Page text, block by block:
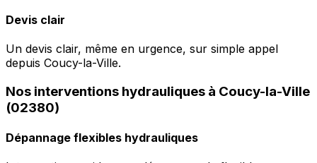
Devis clair
Un devis clair, même en urgence, sur simple appel
depuis Coucy-la-Ville.
Nos interventions hydrauliques à Coucy-la-Ville
(02380)
Dépannage flexibles hydrauliques